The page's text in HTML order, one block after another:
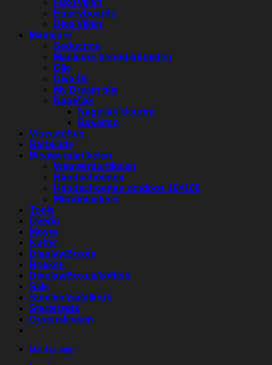
Flexi vijlen
Emeryboards
Diva Vijlen
Manicure
Seduction
Manicure benodigdheden
Olie
Diva Oil
My Dream olie
Nagellak
Nagellak kleuren
Base/top
Vloeistoffen
Barbicide
Wegwerpartikelen
Wegwerpartikelen
Handschoenen
Handschoenen omdoos 10×100
Mondmaskers
Tools
Overig
Moyra
Koffer
Display/Boxes
Boeken
Display/Boxes/koffers
Sale
Stoelen/zadelkruk
Startersets
Groepslessen
Meld je aan!